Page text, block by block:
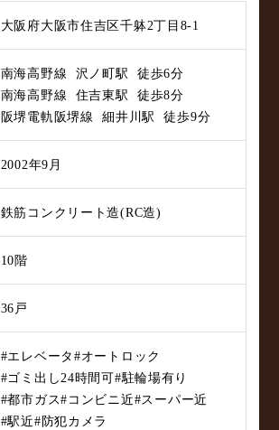
大阪府大阪市住吉区千躰2丁目8-1
南海高野線 沢ノ町駅 徒歩6分
南海高野線 住吉東駅 徒歩8分
阪堺電軌阪堺線 細井川駅 徒歩9分
2002年9月
鉄筋コンクリート造(RC造)
10階
36戸
#エレベータ#オートロック
#ゴミ出し24時間可#駐輪場有り
#都市ガス#コンビニ近#スーパー近
#駅近#防犯カメラ